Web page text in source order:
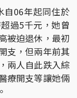
自06年起同住於
過5千元，她曾
被迫退休，最初
支，但兩年前其
兩人自此跌入綜
療開支等讓她倆